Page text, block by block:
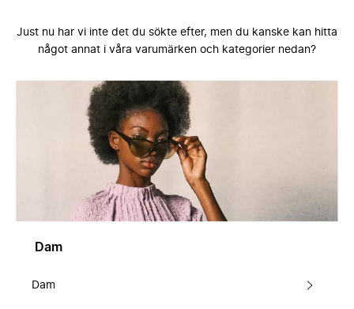
Just nu har vi inte det du sökte efter, men du kanske kan hitta
något annat i våra varumärken och kategorier nedan?
Dam
Dam